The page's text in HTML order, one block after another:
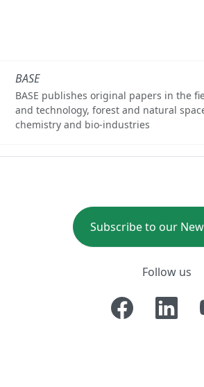
BASE
BASE publishes original papers in the
and technology, forest and natural
chemistry and bio-industries
Subscribe to our
Follow us